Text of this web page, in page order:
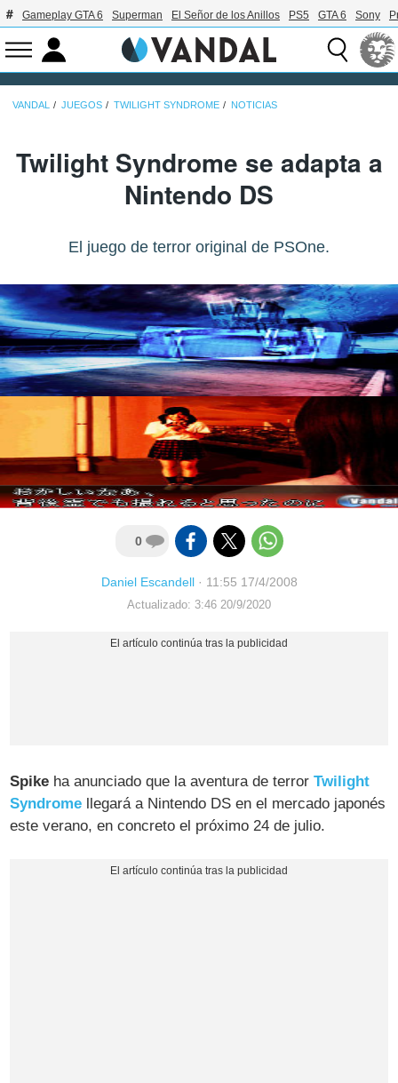
Gameplay GTA 6 Superman El Señor de los Anillos PS5 GTA 6 Sony
VANDAL JUEGOS TWILIGHT SYNDROME NOTICIAS
Twilight Syndrome se adapta a
Nintendo DS
El juego de terror original de PSOne.
0
Daniel Escandell· 11:55 17/4/2008
Actualizado: 3:46 20/9/2020
Spike ha anunciado que la aventura de terrorTwilight
Syndrome llegará a Nintendo DS en el mercado japonés
este verano, en concreto el próximo 24 de julio.